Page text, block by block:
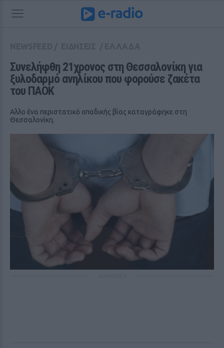
Συνελήφθη 21χρονος στη Θεσσαλονίκη για
ξυλοδαρμό ανηλίκου που φορούσε ζακέτα
του ΠΑΟΚ
Αλλο ένα περιστατικό οπαδικής βίας καταγράφηκε στη
Θεσσαλονίκη.